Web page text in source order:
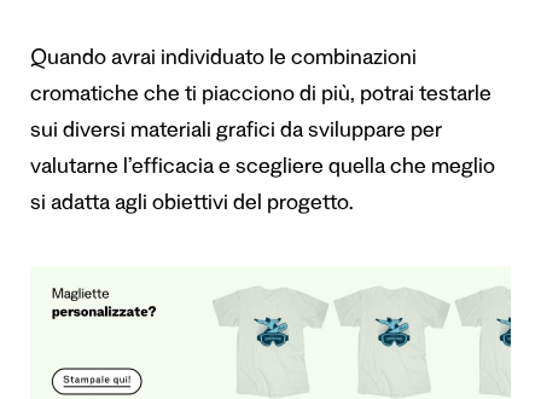
Quando avrai individuato le combinazioni
cromatiche che ti piacciono di più, potrai testarle
sui diversi materiali grafici da sviluppare per
valutarne l’efficacia e scegliere quella che meglio
si adatta agli obiettivi del progetto.